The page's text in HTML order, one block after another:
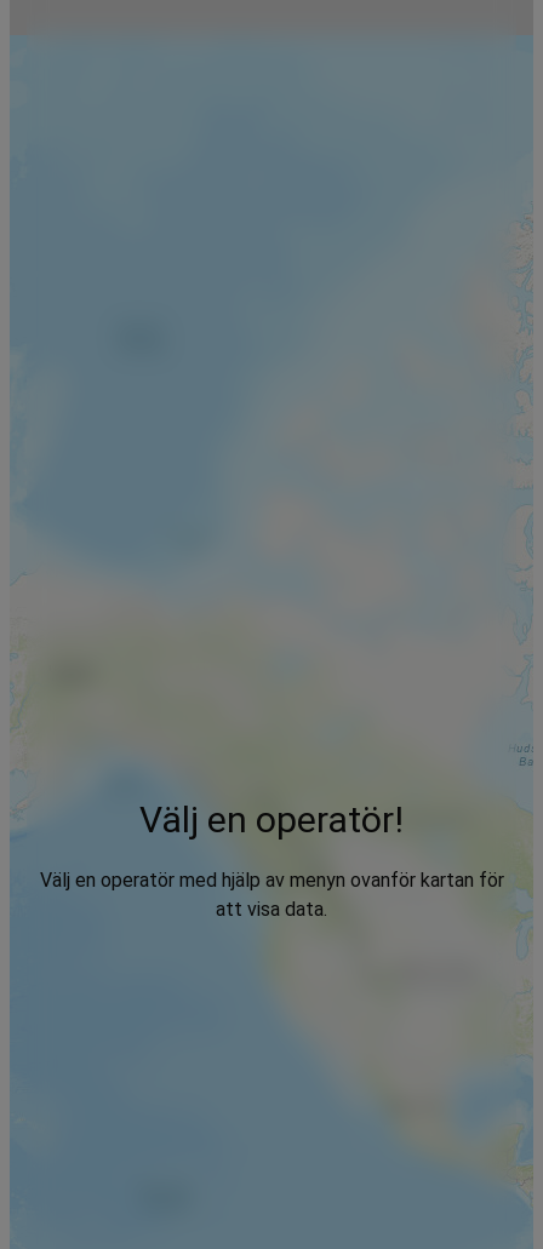
Välj en operatör!
Välj en operatör med hjälp av menyn ovanför kartan för
att visa data.